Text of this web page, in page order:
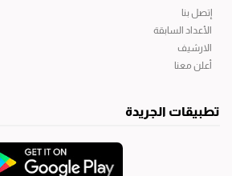
إتصل بنا
الأعداد السابقة
الارشيف
أعلن معنا
تطبيقات الجريدة